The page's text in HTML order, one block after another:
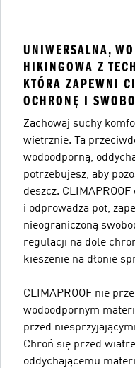
UNIWERSALNA,
HIKINGOWA Z
KTÓRA ZAPEWNI
OCHRONĘ I
Zachowaj suchy
wietrznie. Ta
wodoodporną,
potrzebujesz, aby
deszcz.
i odprowadza pot,
nieograniczoną
regulacji na dole
kieszenie na dłonie
CLIMAPROOF nie
wodoodpornym
przed
Chroń się przed
oddychającemu